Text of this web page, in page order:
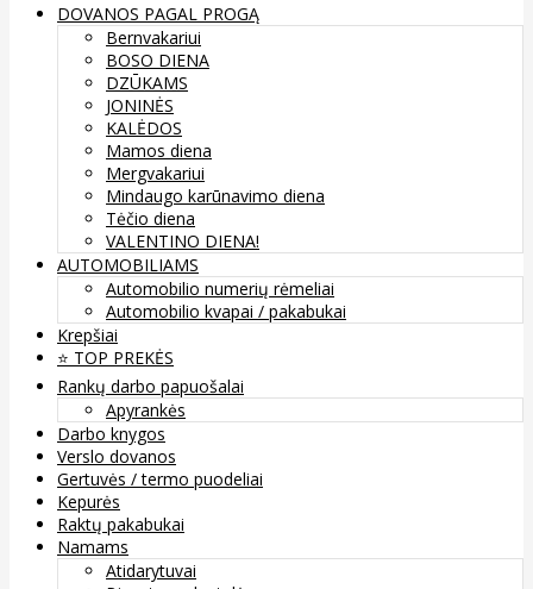
DOVANOS PAGAL PROGĄ
Bernvakariui
BOSO DIENA
DZŪKAMS
JONINĖS
KALĖDOS
Mamos diena
Mergvakariui
Mindaugo karūnavimo diena
Tėčio diena
VALENTINO DIENA!
AUTOMOBILIAMS
Automobilio numerių rėmeliai
Automobilio kvapai / pakabukai
Krepšiai
⭐️ TOP PREKĖS
Rankų darbo papuošalai
Apyrankės
Darbo knygos
Verslo dovanos
Gertuvės / termo puodeliai
Kepurės
Raktų pakabukai
Namams
Atidarytuvai